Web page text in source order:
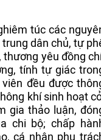
túc các
dân chủ, tự
thương yêu đồng
tính tự giác
đều được
khí sinh hoạt
gia thảo luận,
chi bộ; chấp
cá nhân phụ